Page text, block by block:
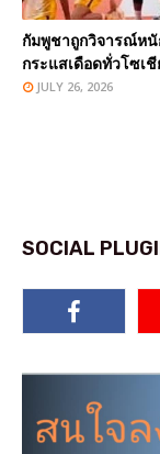
กัมพูชาถูกวิจารณ์หนั
กระแสเดือดทั่วโซเชี
JULY 26, 2026
SOCIAL